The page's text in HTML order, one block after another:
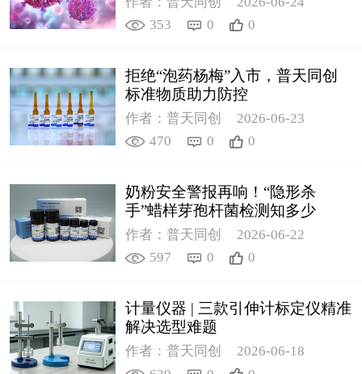
353
0 0
拒绝“泡药杨梅”入市，普天同创
标准物质助力防控
作者：普天同创
2026-06-23
470
0 0
奶粉安全警报再响！“隐形杀
手”蜡样芽孢杆菌检测知多少
作者：普天同创
2026-06-22
597
0 0
计量仪器 | 三款引伸计标定仪精准
解决选型难题
作者：普天同创
2026-06-18